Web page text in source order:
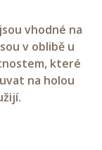
vhodné na
v oblibě u
které
na holou